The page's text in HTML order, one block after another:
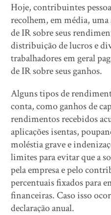
Hoje, contribuintes
recolhem, em média,
de IR sobre seus
distribuição de lucros e
trabalhadores em geral
de IR sobre seus ganhos.
Alguns tipos de
conta, como ganhos de
rendimentos recebidos
aplicações isentas,
moléstia grave e
limites para evitar que a
pela empresa e pelo
percentuais fixados para
financeiras. Caso isso
declaração anual.